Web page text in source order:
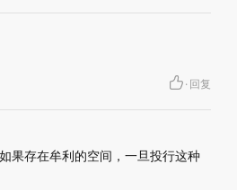
· 回复
果存在牟利的空间，一旦投行这种